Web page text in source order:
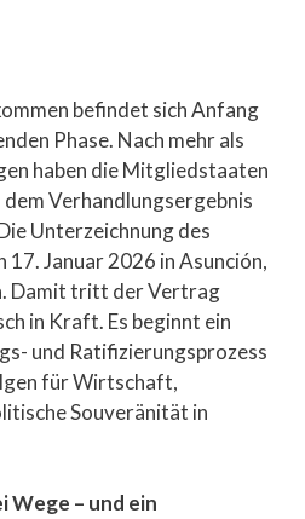
befindet sich Anfang
Phase. Nach mehr als
haben die Mitgliedstaaten
Verhandlungsergebnis
Unterzeichnung des
Januar 2026 in Asunción,
Damit tritt der Vertrag
in Kraft. Es beginnt ein
und Ratifizierungsprozess
für Wirtschaft,
Souveränität in
Wege – und ein